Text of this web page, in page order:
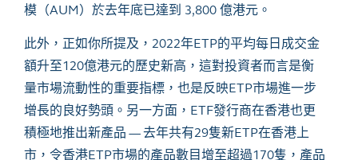
模（AUM）於去年底已達到 3,800 億港元。
此外，正如你所提及， 2022年ETP的平均每日成交金
額升至120億港元的歷史新高，這對投資者而言是衡
量市場流動性的重要指標，也是反映ETP市場進一步
增長的良好勢頭。另一方面， ETF發行商在香港也更
積極地推出新產品 —去年共有29隻新ETP在香港上
市，令香港ETP市場的產品數目增至超過170隻，產品